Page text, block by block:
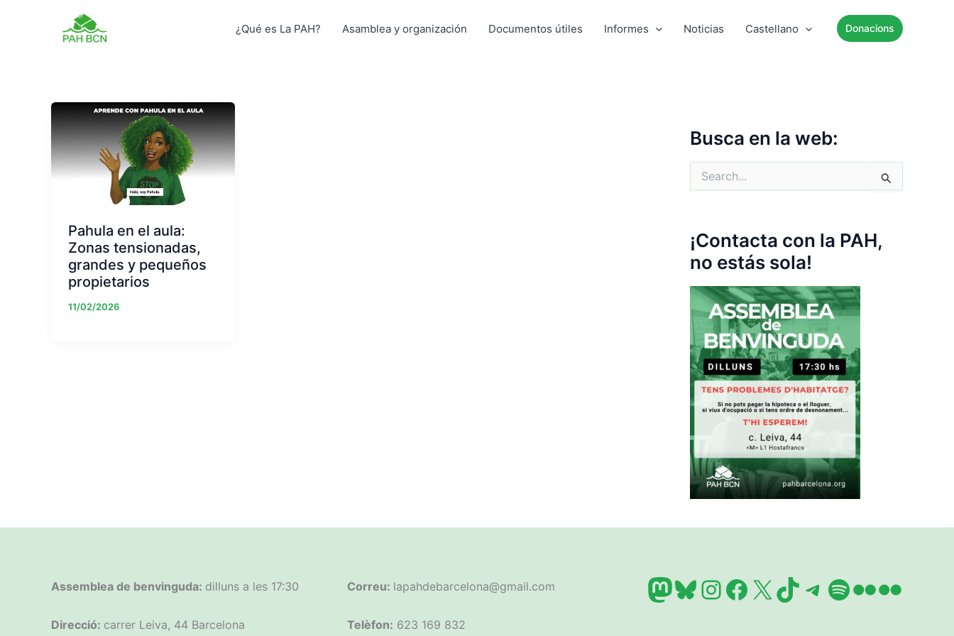
¿Qué es La PAH? Asamblea y organización Documentos útiles Informes Noticias Castellano Donacions
Pahula en el aula:
Zonas tensionadas,
grandes y pequeños
propietarios
11/02/2026
Busca en la web:
h
f
o
¡Contacta con la PAH,
no estás sola!
Assemblea de benvinguda: dilluns a les 17:30
Direcció: carrer Leiva, 44 Barcelona
Correu: lapahdebarcelona@gmail.com
Telèfon: 623 169 832
Mastodon
Bluesky
Instagram
Facebook
X TikTok
Telegram
Spotify
FlickrFlickr